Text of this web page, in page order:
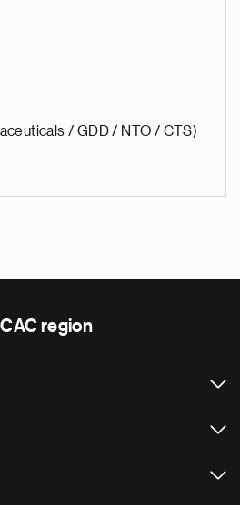
/ GDD / NTO / CTS)
region